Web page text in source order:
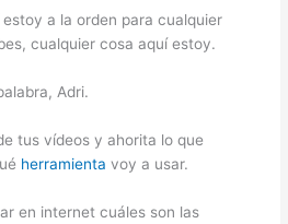
a la orden para cualquier
cualquier cosa aquí estoy.
Adri.
tus vídeos y ahorita lo que
herramientavoy a usar.
en internet cuáles son las